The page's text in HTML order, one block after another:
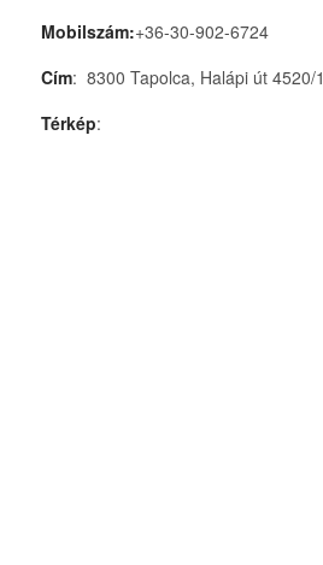
Mobilszám:+36-30-902-6724
Cím: 8300 Tapolca, Halápi út 4520/1
Térkép: